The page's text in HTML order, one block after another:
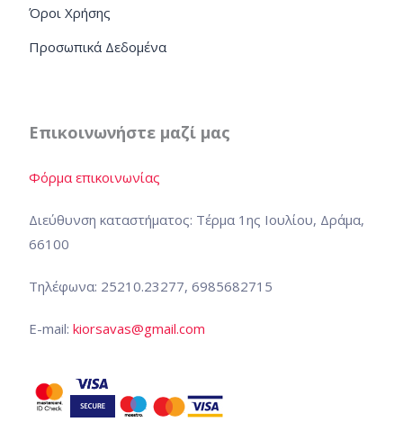
Όροι Χρήσης
Προσωπικά Δεδομένα
Επικοινωνήστε μαζί μας
Φόρμα επικοινωνίας
Διεύθυνση καταστήματος: Τέρμα 1ης Ιουλίου, Δράμα,
66100
Τηλέφωνα: 25210.23277, 6985682715
E-mail: kiorsavas@gmail.com